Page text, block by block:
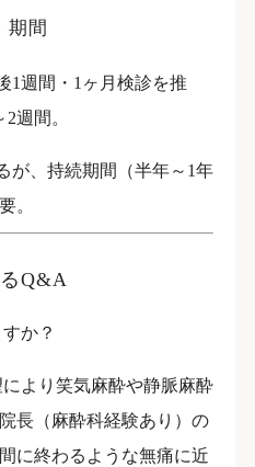
期間
1週間・1ヶ月検診を推
週間。
が、持続期間（半年～1年
。
Q&A
か？
より笑気麻酔や静脈麻酔
長（麻酔科経験あり）の
に終わるような無痛に近